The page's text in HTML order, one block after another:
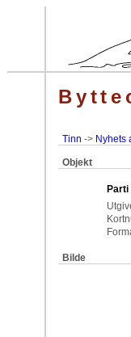
Tinn -> Nyhets
Objekt
Parti
Bilde